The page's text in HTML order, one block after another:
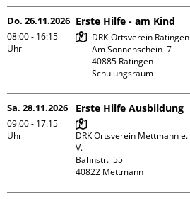
Do. 26.11.2026
08:00 - 16:15
Uhr
Erste Hilfe - am Kind
DRK-Ortsverein Ratingen
Am Sonnenschein  7
40885 Ratingen
Schulungsraum
Sa. 28.11.2026
09:00 - 17:15
Uhr
Erste Hilfe Ausbildung
DRK Ortsverein Mettmann e.
V.
Bahnstr.  55